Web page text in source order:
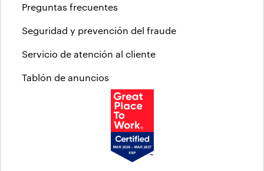
Preguntas frecuentes
Seguridad y prevención del fraude
Servicio de atención al cliente
Tablón de anuncios